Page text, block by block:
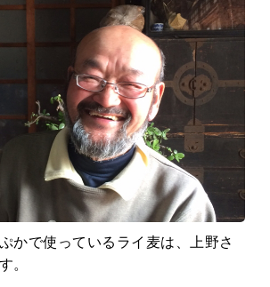
かで使っているライ麦は、上野さ
。